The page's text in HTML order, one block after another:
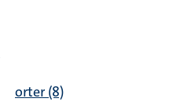
orter (8)